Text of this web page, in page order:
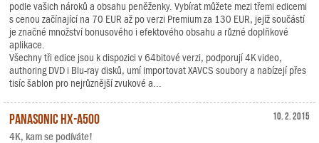
podle vašich nároků a obsahu peněženky. Vybírat můžete mezi třemi edicemi
s cenou začínající na 70 EUR až po verzi Premium za 130 EUR, jejíž součástí
je značné množství bonusového i efektového obsahu a různé doplňkové
aplikace.
Všechny tři edice jsou k dispozici v 64bitové verzi, podporují 4K video,
authoring DVD i Blu-ray disků, umí importovat XAVCS soubory a nabízejí přes
tisíc šablon pro nejrůznější zvukové a...
10. 2. 2015
Panasonic HX-A500
4K, kam se podíváte!